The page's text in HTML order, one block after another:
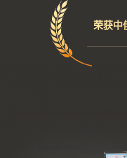
荣获中